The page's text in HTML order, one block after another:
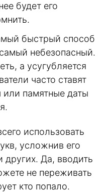
будет его
быстрый способ
небезопасный.
а усугубляется
часто ставят
памятные даты
использовать
усложнив его
Да, вводить
не переживать
кто попало.